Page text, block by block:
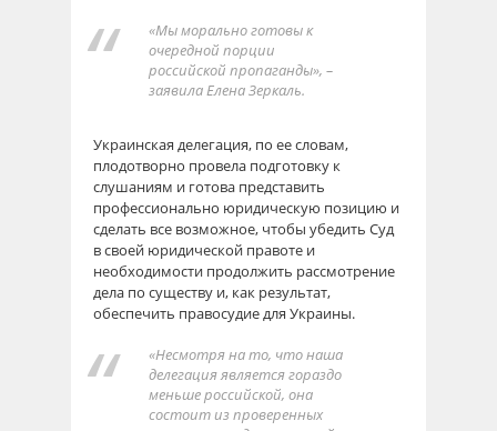
«Мы морально готовы к
очередной порции
российской пропаганды», –
заявила Елена Зеркаль.
Украинская делегация, по ее словам,
плодотворно провела подготовку к
слушаниям и готова представить
профессионально юридическую позицию и
сделать все возможное, чтобы убедить Суд
в своей юридической правоте и
необходимости продолжить рассмотрение
дела по существу и, как результат,
обеспечить правосудие для Украины.
«Несмотря на то, что наша
делегация является гораздо
меньше российской, она
состоит из проверенных